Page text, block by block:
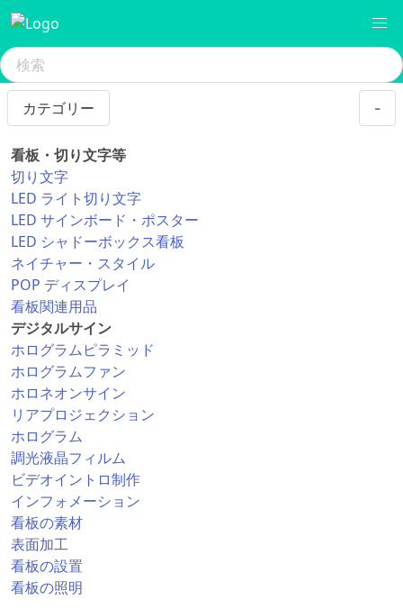
カテゴリー -
看板・切り文字等
切り文字
LED ライト切り文字
LED サインボード・ポスター
LED シャドーボックス看板
ネイチャー・スタイル
POP ディスプレイ
看板関連用品
デジタルサイン
ホログラムピラミッド
ホログラムファン
ホロネオンサイン
リアプロジェクション
ホログラム
調光液晶フィルム
ビデオイントロ制作
インフォメーション
看板の素材
表面加工
看板の設置
看板の照明